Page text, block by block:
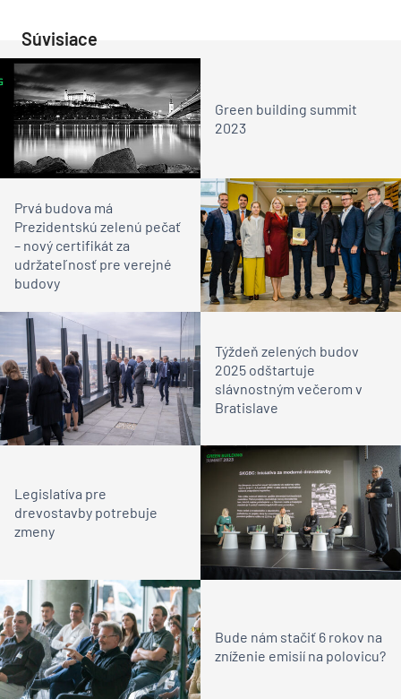
Súvisiace
Green building summit
2023
Prvá budova má
Prezidentskú zelenú pečať
– nový certifikát za
udržateľnosť pre verejné
budovy
Týždeň zelených budov
2025 odštartuje
slávnostným večerom v
Bratislave
Legislatíva pre
drevostavby potrebuje
zmeny
Bude nám stačiť 6 rokov na
zníženie emisií na polovicu?